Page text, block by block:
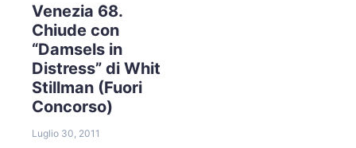
Venezia 68.
Chiude con
“Damsels in
Distress” di Whit
Stillman (Fuori
Concorso)
Luglio 30, 2011